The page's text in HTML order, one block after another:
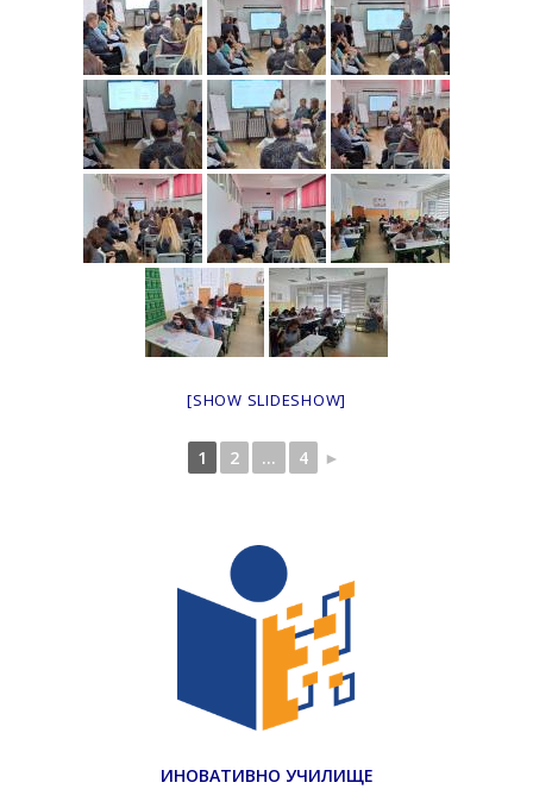
[SHOW SLIDESHOW]
1 2 ... 4 ►
ИНОВАТИВНО УЧИЛИЩЕ